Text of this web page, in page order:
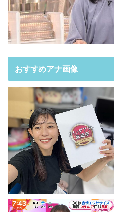
おすすめアナ画像